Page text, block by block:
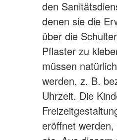
den
denen sie die
über die
Pflaster zu
müssen
werden, z. B.
Uhrzeit. Die
eröffnet